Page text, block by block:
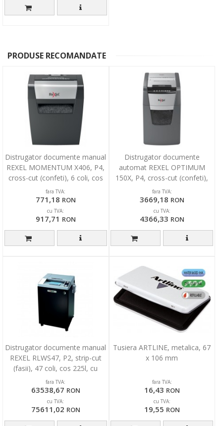
PRODUSE RECOMANDATE
Distrugator documente manual
REXEL MOMENTUM X406, P4,
cross-cut (confeti), 6 coli, cos
15l, negru
fara TVA:
771,18 RON
cu TVA:
917,71 RON
Distrugator documente
automat REXEL OPTIMUM
150X, P4, cross-cut (confeti),
150 coli, cos 44l, negru-
fara TVA:
3669,18 RON
cu TVA:
4366,33 RON
Distrugator documente manual
REXEL RLWS47, P2, strip-cut
(fasii), 47 coli, cos 225l, cu
intrare larg
fara TVA:
63538,67 RON
cu TVA:
75611,02 RON
Tusiera ARTLINE, metalica, 67
x 106 mm
fara TVA:
16,43 RON
cu TVA:
19,55 RON